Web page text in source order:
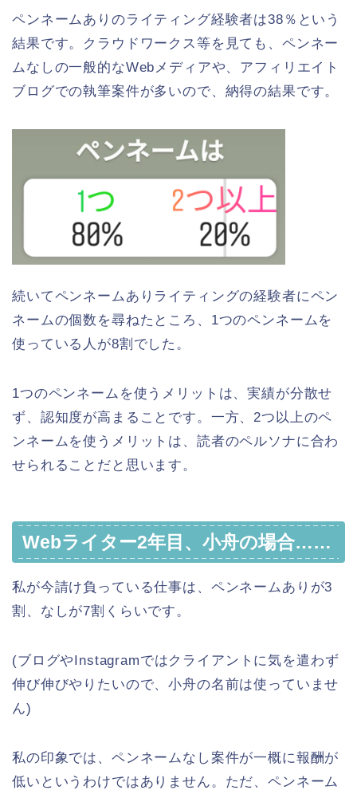
ペンネームありのライティング経験者は38％という
結果です。クラウドワークス等を見ても、ペンネー
ムなしの一般的なWebメディアや、アフィリエイト
ブログでの執筆案件が多いので、納得の結果です。
続いてペンネームありライティングの経験者にペン
ネームの個数を尋ねたところ、1つのペンネームを
使っている人が8割でした。
1つのペンネームを使うメリットは、実績が分散せ
ず、認知度が高まることです。一方、2つ以上のペ
ンネームを使うメリットは、読者のペルソナに合わ
せられることだと思います。
Webライター2年目、小舟の場合……
私が今請け負っている仕事は、ペンネームありが3
割、なしが7割くらいです。
(ブログやInstagramではクライアントに気を遣わず
伸び伸びやりたいので、小舟の名前は使っていませ
ん)
私の印象では、ペンネームなし案件が一概に報酬が
低いというわけではありません。ただ、ペンネーム